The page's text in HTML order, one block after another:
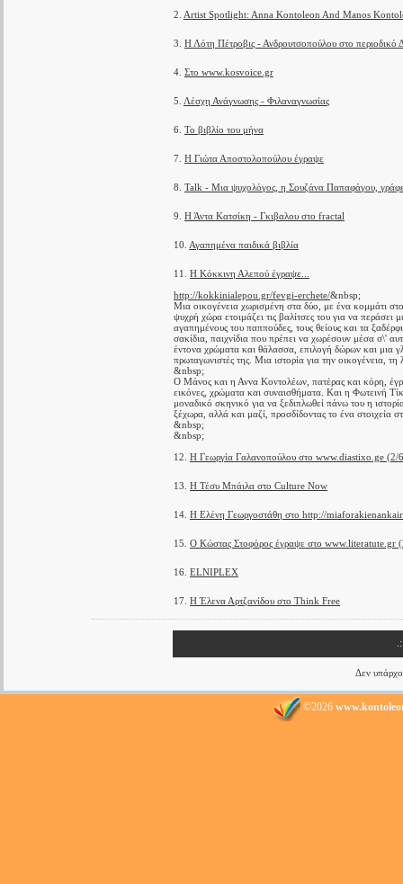
2. Artist Spotlight: Anna Kontoleon And Manos
3. Η Λότη Πέτροβις - Ανδρουτσοπούλου στο
4. Στο www.kosvoice.gr
5. Λέσχη Ανάγνωσης - Φιλαναγνωσίας
6. Το βιβλίο του μήνα
7. Η Γιώτα Αποστολοπούλου έγραψε
8. Talk - Μια ψυχολόγος, η Σουζάνα Παπαφάγου,
9. Η Άντα Κατσίκη - Γκιβαλου στο fractal
10. Αγαπημένα παιδικά βιβλία
11. Η Κόκκινη Αλεπού έγραψε...
http://kokkinialepou.gr/fevgi-erchete/&nbsp;
Μια οικογένεια χωρισμένη στα δύο, με ένα κομμάτι
ψυχρή χώρα ετοιμάζει τις βαλίτσες του για να
αγαπημένους του παππούδες, τους θείους και τα
σακίδια, παιχνίδια που πρέπει να χωρέσουν μέσα σ\'
έντονα χρώματα και θάλασσα, επιλογή δώρων και μια
πρωταγωνιστές της. Μια ιστορία για την οικογένεια,
&nbsp;
Ο Μάνος και η Αννα Κοντολέων, πατέρας και κόρη,
εικόνες, χρώματα και συναισθήματα. Και η Φωτεινή
μοναδικό σκηνικό για να ξεδιπλωθεί πάνω του η
ξέχωρα, αλλά και μαζί, προσδίδοντας το ένα στοιχεία
&nbsp;
&nbsp;
12. Η Γεωργία Γαλανοπούλου στο www.diastixo.ge (2/
13. Η Τέσυ Μπάιλα στο Culture Now
14. Η Ελένη Γεωργοστάθη στο http://
15. Ο Κώστας Στοφόρος έγραψε στο www.literatute.gr
16. ELNIPLEX
17. Η Έλενα Αρτζανίδου στο Think Free
Δεν
©2026